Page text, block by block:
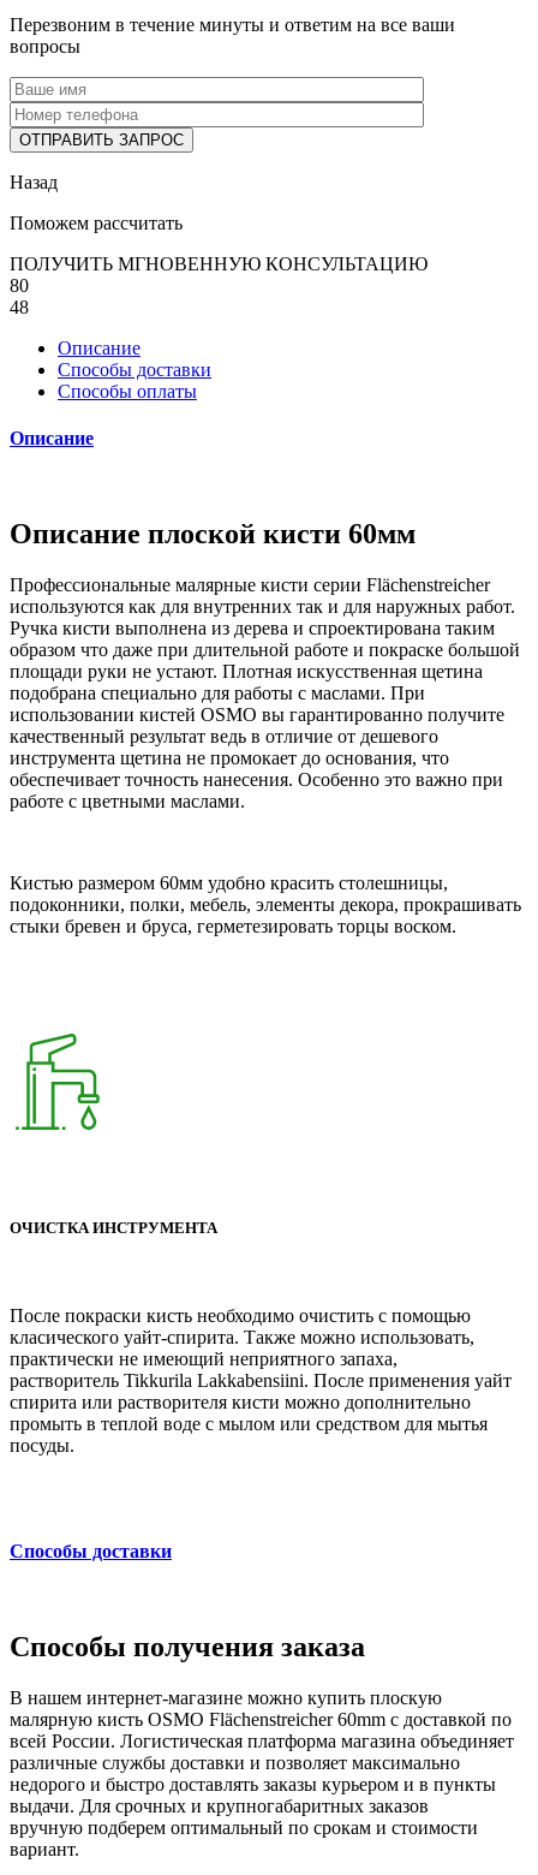
Перезвоним в течение минуты и ответим на все ваши
вопросы
Назад
Поможем рассчитать
ПОЛУЧИТЬ МГНОВЕННУЮ КОНСУЛЬТАЦИЮ
80
48
Описание
Способы доставки
Способы оплаты
Описание
Описание плоской кисти 60мм
Профессиональные малярные кисти серии Flächenstreicher
используются как для внутренних так и для наружных работ.
Ручка кисти выполнена из дерева и спроектирована таким
образом что даже при длительной работе и покраске большой
площади руки не устают. Плотная искусственная щетина
подобрана специально для работы с маслами. При
использовании кистей OSMO вы гарантированно получите
качественный результат ведь в отличие от дешевого
инструмента щетина не промокает до основания, что
обеспечивает точность нанесения. Особенно это важно при
работе с цветными маслами.
Кистью размером 60мм удобно красить столешницы,
подоконники, полки, мебель, элементы декора, прокрашивать
стыки бревен и бруса, герметезировать торцы воском.
ОЧИСТКА ИНСТРУМЕНТА
После покраски кисть необходимо очистить с помощью
класического уайт-спирита. Также можно использовать,
практически не имеющий неприятного запаха,
растворитель Tikkurila Lakkabensiini. После применения уайт
спирита или растворителя кисти можно дополнительно
промыть в теплой воде с мылом или средством для мытья
посуды.
Способы доставки
Способы получения заказа
В нашем интернет-магазине можно купить плоскую
малярную кисть OSMO Flächenstreicher 60mm с доставкой по
всей России. Логистическая платформа магазина объединяет
различные службы доставки и позволяет максимально
недорого и быстро доставлять заказы курьером и в пункты
выдачи. Для срочных и крупногабаритных заказов
вручную подберем оптимальный по срокам и стоимости
вариант.